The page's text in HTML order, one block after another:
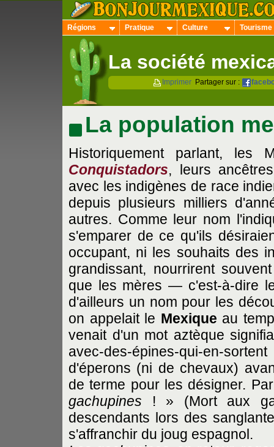
Régions Pratique Culture Tourisme
La société
Imprimer Partager sur :
La population
Historiquement parlant, les
Conquistadors, leurs
avec les indigènes de race
depuis plusieurs milliers
autres. Comme leur nom
s'emparer de ce qu'ils
occupant, ni les souhaits des
grandissant, nourrirent
que les mères — c'est-à-dire
d'ailleurs un nom pour les
on appelait le Mexique au
venait d'un mot aztèque
avec-des-épines-qui-en-
d'éperons (ni de chevaux)
de terme pour les désigner.
gachupines ! » (Mort aux
descendants lors des
s'affranchir du joug espagnol.